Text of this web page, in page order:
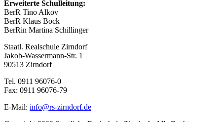
Erweiterte Schulleitung:
BerR Tino Alkov
BerR Klaus Bock
BerRin Martina Schillinger
Staatl. Realschule Zirndorf
Jakob-Wassermann-Str. 1
90513 Zirndorf
Tel. 0911 96076-0
Fax: 0911 96076-79
E-Mail: info@rs-zirndorf.de